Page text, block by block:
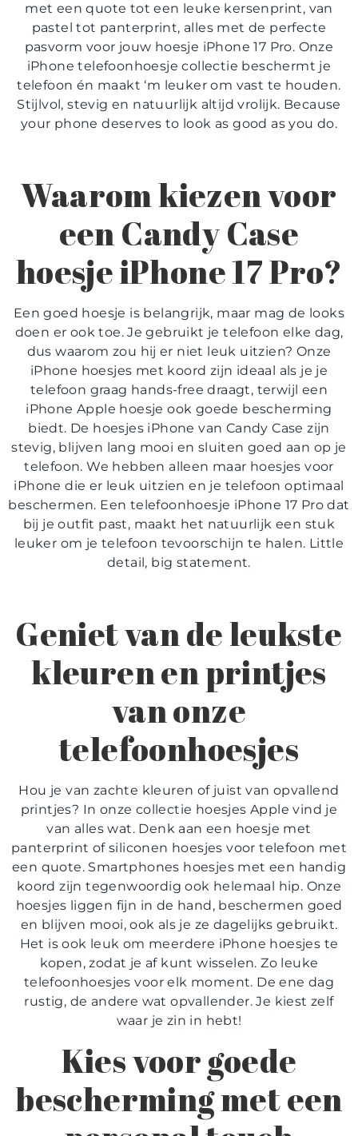
met een quote tot een leuke kersenprint, van
pastel tot panterprint, alles met de perfecte
pasvorm voor jouw hoesje iPhone 17 Pro. Onze
iPhone telefoonhoesje collectie beschermt je
telefoon én maakt ‘m leuker om vast te houden.
Stijlvol, stevig en natuurlijk altijd vrolijk. Because
your phone deserves to look as good as you do.
Waarom kiezen voor
een Candy Case
hoesje iPhone 17 Pro?
Een goed hoesje is belangrijk, maar mag de looks
doen er ook toe. Je gebruikt je telefoon elke dag,
dus waarom zou hij er niet leuk uitzien? Onze
iPhone hoesjes met koord zijn ideaal als je je
telefoon graag hands-free draagt, terwijl een
iPhone Apple hoesjeook goede bescherming
biedt. De hoesjes iPhone van Candy Case zijn
stevig, blijven lang mooi en sluiten goed aan op je
telefoon. We hebben alleen maar hoesjes voor
iPhone die er leuk uitzien en je telefoon optimaal
beschermen. Een telefoonhoesje iPhone 17 Pro dat
bij je outfit past, maakt het natuurlijk een stuk
leuker om je telefoon tevoorschijn te halen. Little
detail, big statement.
Geniet van de leukste
kleuren en printjes
van onze
telefoonhoesjes
Hou je van zachte kleuren of juist van opvallend
printjes? In onze collectie hoesjes Apple vind je
van alles wat. Denk aan een hoesje met
panterprint of siliconen hoesjes voor telefoon met
een quote. Smartphones hoesjes met een handig
koord zijn tegenwoordig ook helemaal hip. Onze
hoesjes liggen fijn in de hand, beschermen goed
en blijven mooi, ook als je ze dagelijks gebruikt.
Het is ook leuk om meerdere iPhone hoesjes te
kopen, zodat je af kunt wisselen. Zo leuke
telefoonhoesjes voor elk moment. De ene dag
rustig, de andere wat opvallender. Je kiest zelf
waar je zin in hebt!
Kies voor goede
bescherming met een